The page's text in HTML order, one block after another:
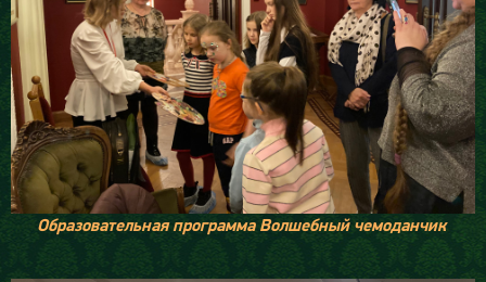
Образовательная программа Волшебный чемоданчик